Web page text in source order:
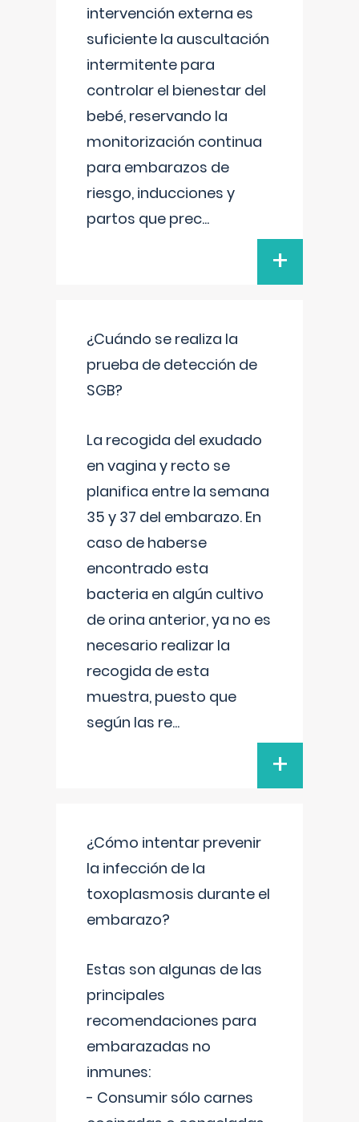
intervención externa es
suficiente la auscultación
intermitente para
controlar el bienestar del
bebé, reservando la
monitorización continua
para embarazos de
riesgo, inducciones y
partos que prec...
+
¿Cuándo se realiza la
prueba de detección de
SGB?
La recogida del exudado
en vagina y recto se
planifica entre la semana
35 y 37 del embarazo. En
caso de haberse
encontrado esta
bacteria en algún cultivo
de orina anterior, ya no es
necesario realizar la
recogida de esta
muestra, puesto que
según las re...
+
¿Cómo intentar prevenir
la infección de la
toxoplasmosis durante el
embarazo?
Estas son algunas de las
principales
recomendaciones para
embarazadas no
inmunes:
- Consumir sólo carnes